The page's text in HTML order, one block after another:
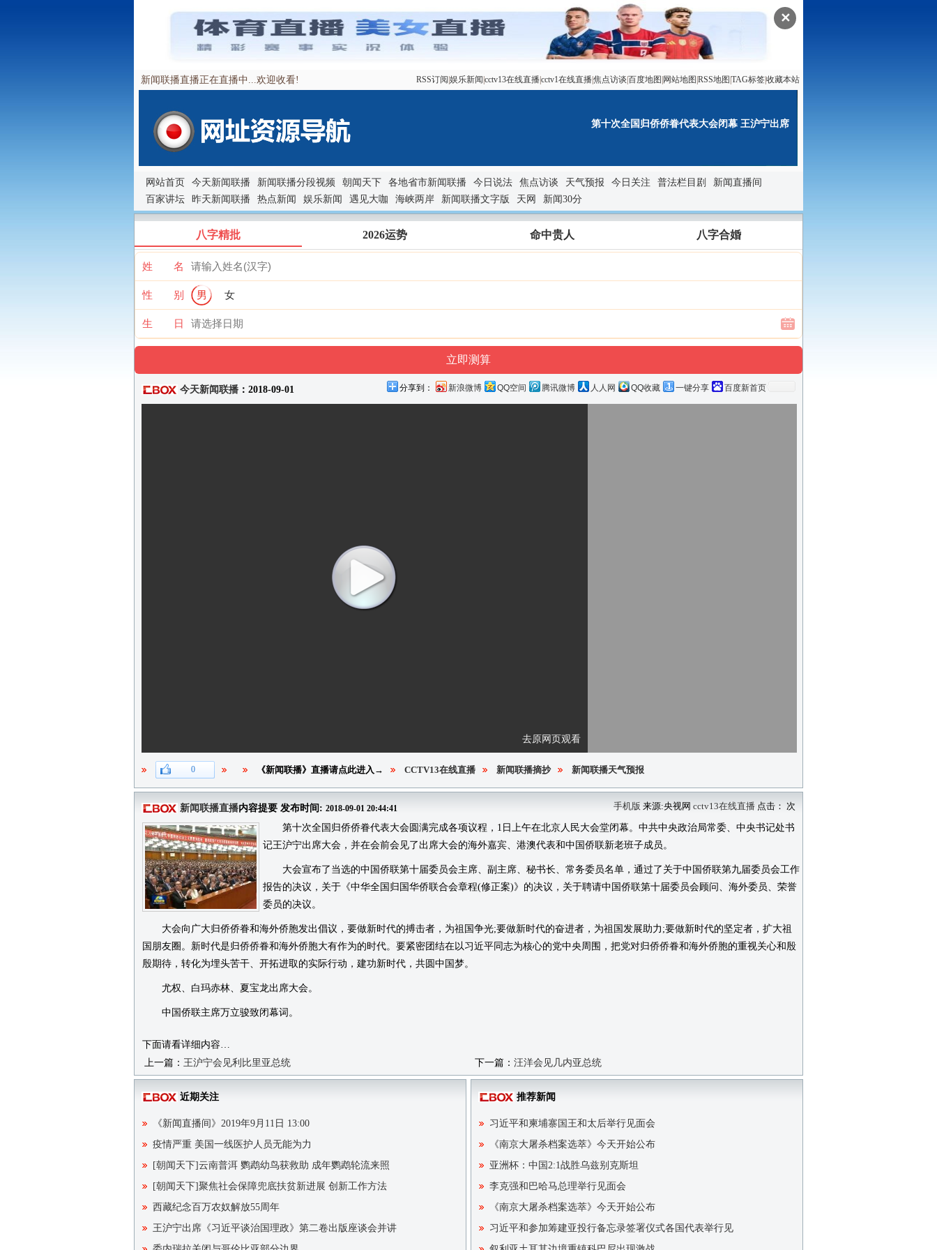
✕
新闻联播直播正在直播中...欢迎收看! RSS订阅 娱乐新闻 cctv13在线直播cctv1在线直播焦点访谈 百度地图 网站地图 RSS地图 TAG标签收藏本站
第十次全国归侨侨眷代表大会闭幕 王沪宁出席
网站首页 今天新闻联播 新闻联播分段视频 朝闻天下 各地省市新闻联播 今日说法 焦点访谈 天气预报 今日关注 普法栏目剧
新闻直播间
百家讲坛
昨天新闻联播 热点新闻 娱乐新闻 遇见大咖 海峡两岸 新闻联播文字版 天网 新闻30分
八字精批 2026运势 命中贵人 八字合婚
姓 名
性 别 男 女
生 日
今天新闻联播 ：2018-09-01 分享到： 新浪微博 QQ空间 腾讯微博 人人网 QQ收藏 一键分享 百度新首页
去原网页观看
0 《新闻联播》直播请点此进入→ CCTV13在线直播 新闻联播摘抄 新闻联播天气预报
新闻联播直播内容提要 发布时间: 2018-09-01 20:44:41 手机版 来源:央视网 cctv13在线直播 点击： 次
第十次全国归侨侨眷代表大会圆满完成各项议程，1日上午在北京人民大会堂闭幕。中共中央政治局常委、中央书记处书
记王沪宁出席大会，并在会前会见了出席大会的海外嘉宾、港澳代表和中国侨联新老班子成员。
大会宣布了当选的中国侨联第十届委员会主席、副主席、秘书长、常务委员名单，通过了关于中国侨联第九届委员会工作
报告的决议，关于《中华全国归国华侨联合会章程(修正案)》的决议，关于聘请中国侨联第十届委员会顾问、海外委员、荣誉
委员的决议。
大会向广大归侨侨眷和海外侨胞发出倡议，要做新时代的搏击者，为祖国争光;要做新时代的奋进者，为祖国发展助力;要做新时代的坚定者，扩大祖
国朋友圈。新时代是归侨侨眷和海外侨胞大有作为的时代。要紧密团结在以习近平同志为核心的党中央周围，把党对归侨侨眷和海外侨胞的重视关心和殷
殷期待，转化为埋头苦干、开拓进取的实际行动，建功新时代，共圆中国梦。
尤权、白玛赤林、夏宝龙出席大会。
中国侨联主席万立骏致闭幕词。
下面请看详细内容…
上一篇： 王沪宁会见利比里亚总统 下一篇： 汪洋会见几内亚总统
推荐新闻
习近平和柬埔寨国王和太后举行见面会
《南京大屠杀档案选萃》今天开始公布
亚洲杯：中国2:1战胜乌兹别克斯坦
李克强和巴哈马总理举行见面会
《南京大屠杀档案选萃》今天开始公布
习近平和参加筹建亚投行备忘录签署仪式各国代表举行见
近期关注
《新闻直播间》2019年9月11日 13:00
疫情严重 美国一线医护人员无能为力
[朝闻天下]云南普洱 鹦鹉幼鸟获救助 成年鹦鹉轮流来照
[朝闻天下]聚焦社会保障兜底扶贫新进展 创新工作方法
西藏纪念百万农奴解放55周年
王沪宁出席《习近平谈治国理政》第二卷出版座谈会并讲